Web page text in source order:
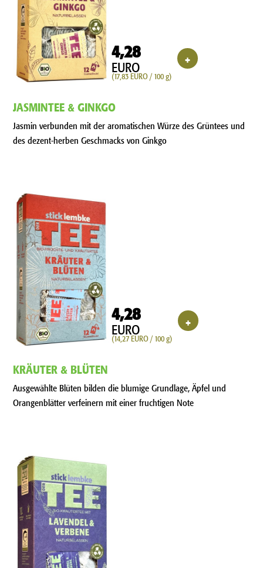
4,28
EURO
(17,83 EURO / 100 g)
+
JASMINTEE & GINKGO
Jasmin verbunden mit der aromatischen Würze des Grüntees und
des dezent-herben Geschmacks von Ginkgo
4,28
EURO
(14,27 EURO / 100 g)
+
KRÄUTER & BLÜTEN
Ausgewählte Blüten bilden die blumige Grundlage, Äpfel und
Orangenblätter verfeinern mit einer fruchtigen Note